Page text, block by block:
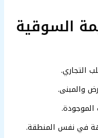
السوقية
التجاري.
والمبنى.
الموجودة.
في نفس المنطقة.